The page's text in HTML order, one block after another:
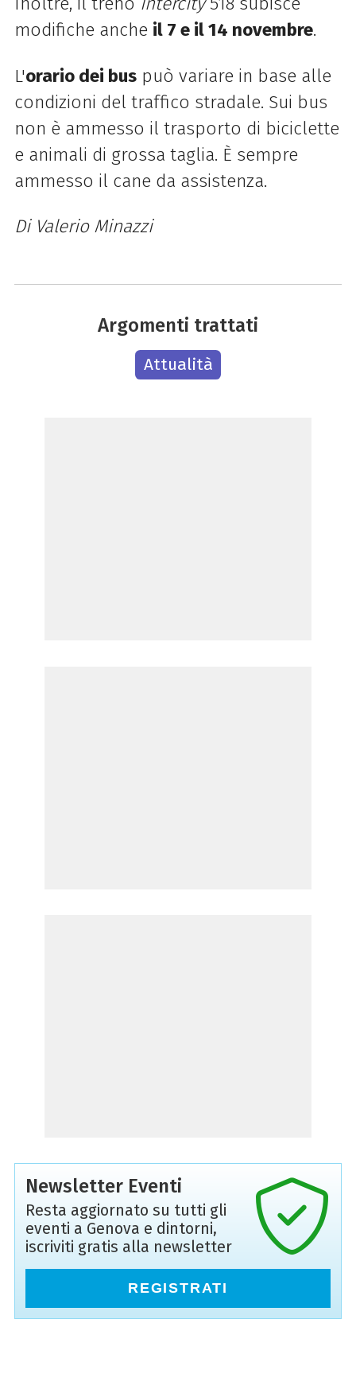
modifiche anche il 7 e il 14 novembre.
L'orario dei buspuò variare in base alle
condizioni del traffico stradale. Sui bus
non è ammesso il trasporto di biciclette
e animali di grossa taglia. È sempre
ammesso il cane da assistenza.
Di Valerio Minazzi
Argomenti trattati
Attualità
Newsletter Eventi
Resta aggiornato su tutti gli
eventi a Genova e dintorni,
iscriviti gratis alla newsletter
REGISTRATI